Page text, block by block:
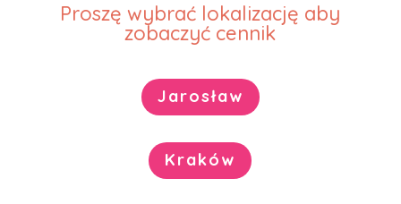
Proszę wybrać lokalizację aby
zobaczyć cennik
Jarosław
Kraków